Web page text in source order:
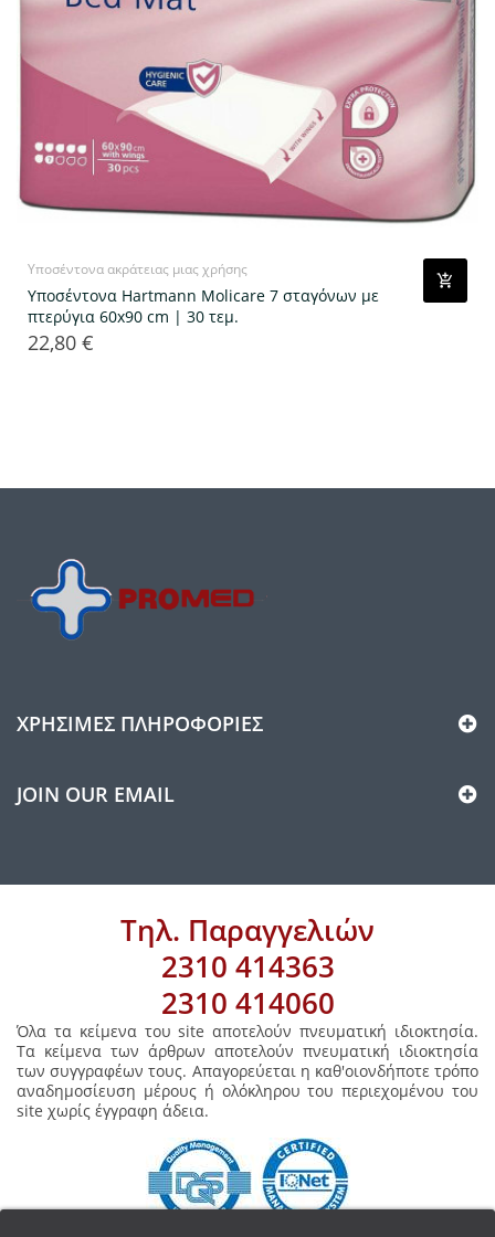
Υποσέντονα ακράτειας μιας χρήσης
Υποσέντονα Hartmann Molicare 7 σταγόνων με
πτερύγια 60x90 cm | 30 τεμ.
Τιμή
22,80 €
ΧΡΉΣΙΜΕΣ ΠΛΗΡΟΦΟΡΊΕΣ
JOIN OUR EMAIL
Τηλ. Παραγγελιών
2310 414363
2310 414060
Όλα τα κείμενα του site αποτελούν πνευματική ιδιοκτησία.
Τα κείμενα των άρθρων αποτελούν πνευματική ιδιοκτησία
των συγγραφέων τους. Απαγορεύεται η καθ'οιονδήποτε τρόπο
αναδημοσίευση μέρους ή ολόκληρου του περιεχομένου του
site χωρίς έγγραφη άδεια.